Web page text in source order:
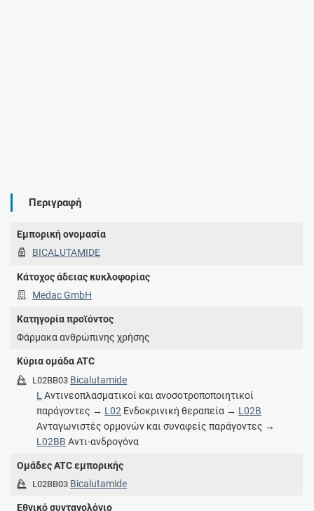
Περιγραφή
Εμπορική ονομασία
BICALUTAMIDE
Κάτοχος άδειας κυκλοφορίας
Medac GmbH
Κατηγορία προϊόντος
Φάρμακα ανθρώπινης χρήσης
Κύρια ομάδα ATC
L02BB03 Bicalutamide
L Αντινεοπλασματικοί και ανοσοτροποποιητικοί
παράγοντες → L02 Ενδοκρινική θεραπεία → L02B
Ανταγωνιστές ορμονών και συναφείς παράγοντες →
L02BB Αντι-ανδρογόνα
Ομάδες ATC εμπορικής
L02BB03 Bicalutamide
Εθνικό συνταγολόγιο